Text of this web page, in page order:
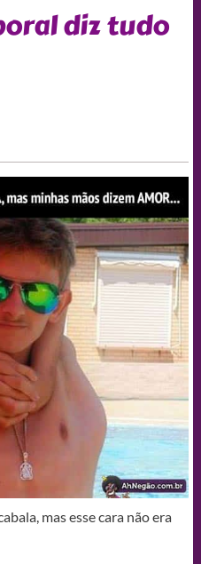
diz tudo
mas esse cara não era